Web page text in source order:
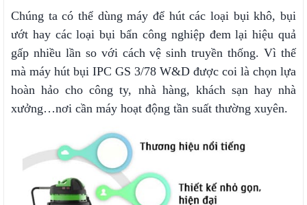
Chúng ta có thể dùng máy để hút các loại bụi khô, bụi
ướt hay các loại bụi bẩn công nghiệp đem lại hiệu quả
gấp nhiều lần so với cách vệ sinh truyền thống. Vì thế
mà máy hút bụi IPC GS 3/78 W&D được coi là chọn lựa
hoàn hảo cho công ty, nhà hàng, khách sạn hay nhà
xưởng…nơi cần máy hoạt động tần suất thường xuyên.